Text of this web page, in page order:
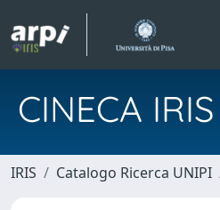
CINECA IRIS
IRIS Catalogo Ricerca UNIPI